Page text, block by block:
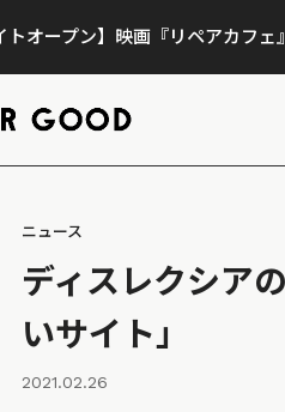
トオープン】映画『リペアカフ
ニュース
ディスレクシア
いサイト」
2021.02.26